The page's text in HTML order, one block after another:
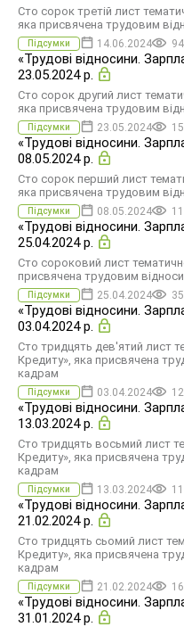
Сто сорок третій лист
яка присвячена трудовим
Підсумки 14.06.2024 94
«Трудові відносини.
23.05.2024 р.
Сто сорок другий лист
яка присвячена трудовим
Підсумки 23.05.2024
«Трудові відносини.
08.05.2024 р.
Сто сорок перший лист
яка присвячена трудовим
Підсумки 08.05.2024
«Трудові відносини.
25.04.2024 р.
Сто сороковий лист
присвячена трудовим
Підсумки 25.04.2024
«Трудові відносини.
03.04.2024 р.
Сто тридцять дев'ятий лист
Кредиту», яка присвячена
кадрам
Підсумки 03.04.2024
«Трудові відносини.
13.03.2024 р.
Сто тридцять восьмий лист
Кредиту», яка присвячена
кадрам
Підсумки 13.03.2024
«Трудові відносини.
21.02.2024 р.
Сто тридцять сьомий лист
Кредиту», яка присвячена
кадрам
Підсумки 21.02.2024
«Трудові відносини.
31.01.2024 р.